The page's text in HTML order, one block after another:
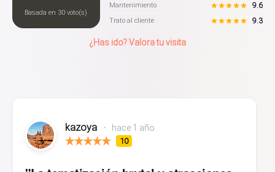
Basada en 30 voto(s)
Mantenimiento 9.6
Trato al cliente 9.3
¿Has ido? Valora tu visita
kazoya • hace 1 año
10